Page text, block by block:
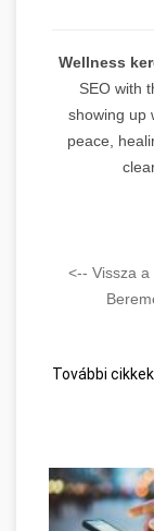
Wellness
SEO with
showing up
peace,
<-- Vissza a
További cikkek